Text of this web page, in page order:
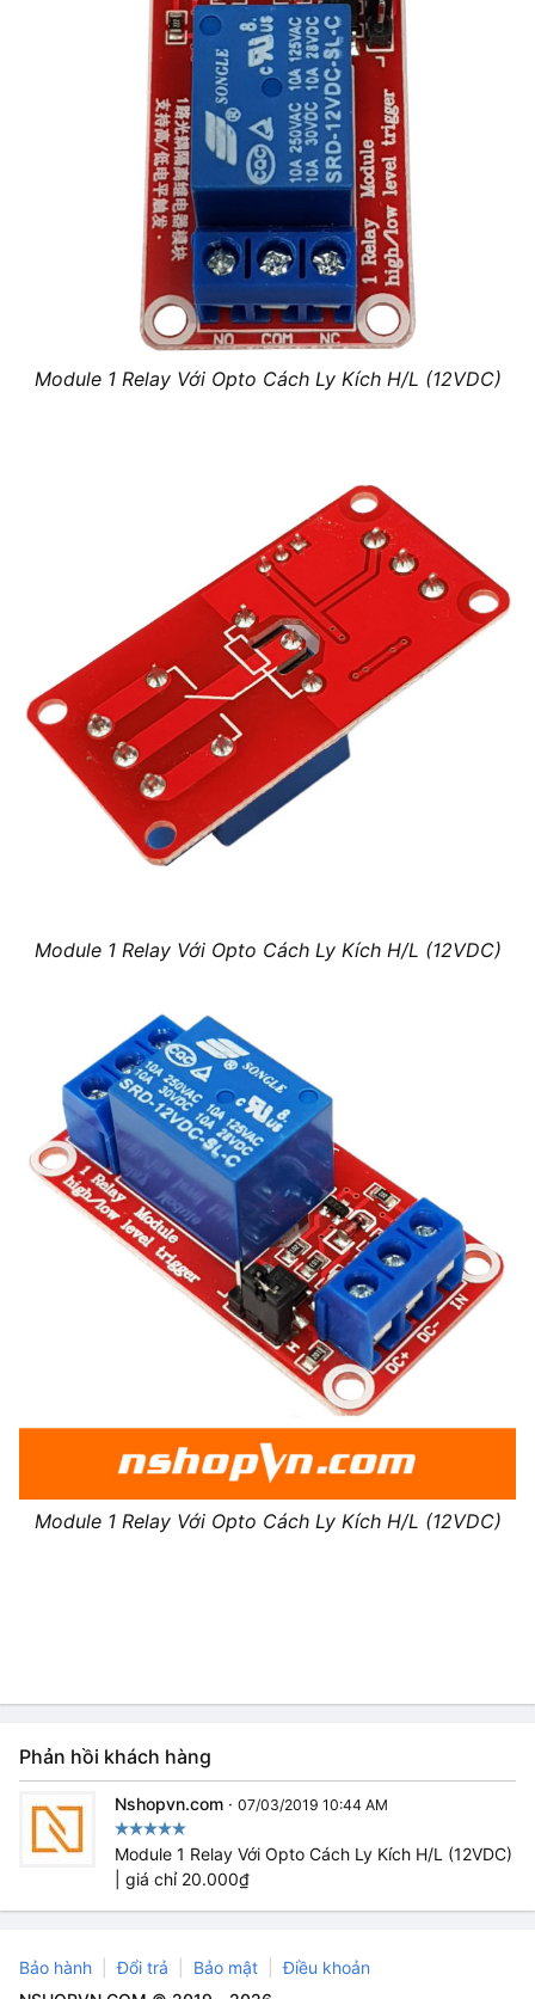
Module 1 Relay Với Opto Cách Ly Kích H/L (12VDC)
Module 1 Relay Với Opto Cách Ly Kích H/L (12VDC)
Module 1 Relay Với Opto Cách Ly Kích H/L (12VDC)
Phản hồi khách hàng
Nshopvn.com · 07/03/2019 10:44 AM
Module 1 Relay Với Opto Cách Ly Kích H/L (12VDC)
| giá chỉ 20.000₫
Bảo hành Đổi trả Bảo mật
Điều khoản